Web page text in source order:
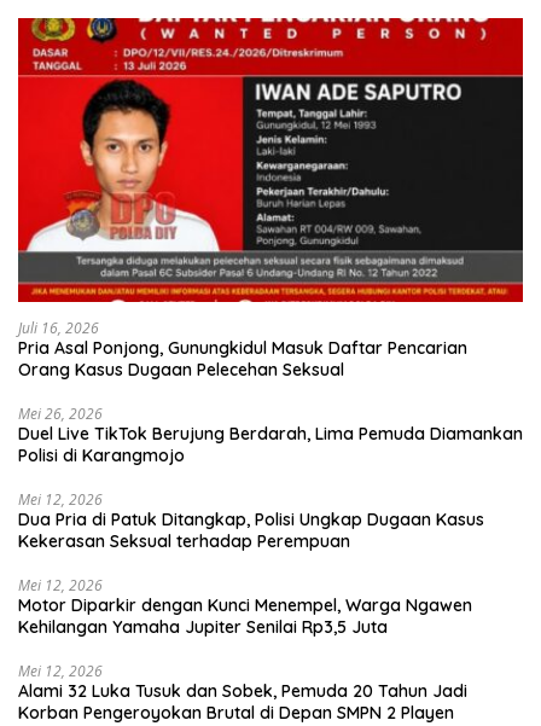
Juli 16, 2026
Pria Asal Ponjong, Gunungkidul Masuk Daftar Pencarian
Orang Kasus Dugaan Pelecehan Seksual
Mei 26, 2026
Duel Live TikTok Berujung Berdarah, Lima Pemuda Diamankan
Polisi di Karangmojo
Mei 12, 2026
Dua Pria di Patuk Ditangkap, Polisi Ungkap Dugaan Kasus
Kekerasan Seksual terhadap Perempuan
Mei 12, 2026
Motor Diparkir dengan Kunci Menempel, Warga Ngawen
Kehilangan Yamaha Jupiter Senilai Rp3,5 Juta
Mei 12, 2026
Alami 32 Luka Tusuk dan Sobek, Pemuda 20 Tahun Jadi
Korban Pengeroyokan Brutal di Depan SMPN 2 Playen